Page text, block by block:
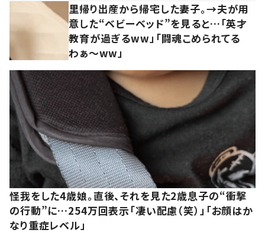
里帰り出産から帰宅した妻子。→夫が用
意した“ベビーベッド”を見ると…「英才
教育が過ぎるww」「闘魂こめられてる
わぁ～ww」
怪我をした4歳娘。直後、それを見た2歳息子の“衝撃
の行動”に…254万回表示「凄い配慮（笑）」「お顔はか
なり重症レベル」